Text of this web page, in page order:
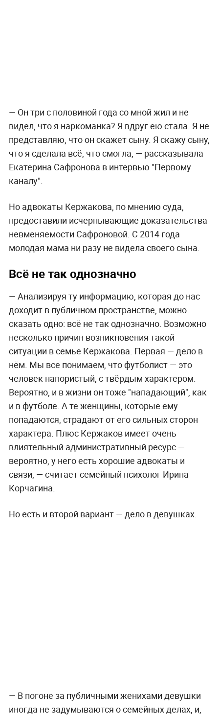
— Он три с половиной года со мной жил и не
видел, что я наркоманка? Я вдруг ею стала. Я не
представляю, что он скажет сыну. Я скажу сыну,
что я сделала всё, что смогла, — рассказывала
Екатерина Сафронова в интервью "Первому
каналу".
Но адвокаты Кержакова, по мнению суда,
предоставили исчерпывающие доказательства
невменяемости Сафроновой. С 2014 года
молодая мама ни разу не видела своего сына.
Всё не так однозначно
— Анализируя ту информацию, которая до нас
доходит в публичном пространстве, можно
сказать одно: всё не так однозначно. Возможно
несколько причин возникновения такой
ситуации в семье Кержакова. Первая — дело в
нём. Мы все понимаем, что футболист — это
человек напористый, с твёрдым характером.
Вероятно, и в жизни он тоже "нападающий", как
и в футболе. А те женщины, которые ему
попадаются, страдают от его сильных сторон
характера. Плюс Кержаков имеет очень
влиятельный административный ресурс —
вероятно, у него есть хорошие адвокаты и
связи, — считает семейный психолог Ирина
Корчагина.
Но есть и второй вариант — дело в девушках.
— В погоне за публичными женихами девушки
иногда не задумываются о семейных делах, и,